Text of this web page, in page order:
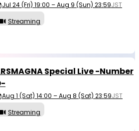
Jul 24 (Fri) 19:00 – Aug 9 (Sun) 23:59JST
Streaming
Special Live -Number
Aug 1 (Sat) 14:00 – Aug 8 (Sat) 23:59JST
Streaming